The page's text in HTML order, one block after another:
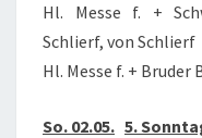
Hl. Messe f. +
Schlierf, von Schlierf
Hl. Messe f. + Bruder
So. 02.05. 5.